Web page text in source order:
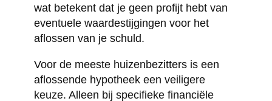
wat betekent dat je geen profijt hebt van
eventuele waardestijgingen voor het
aflossen van je schuld.
Voor de meeste huizenbezitters is een
aflossende hypotheek een veiligere
keuze. Alleen bij specifieke financiële